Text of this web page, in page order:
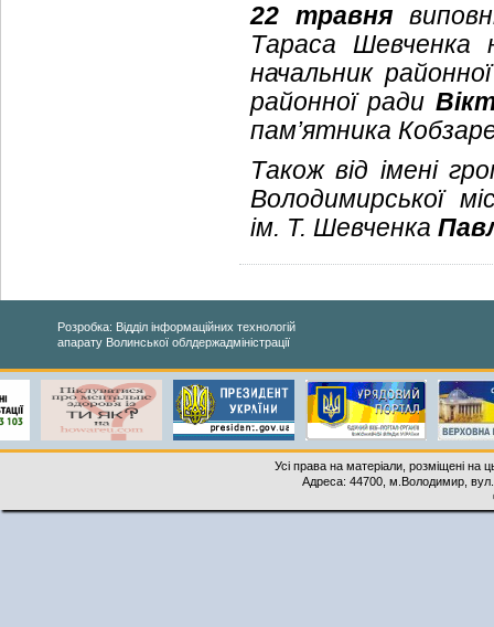
22 травня
Тараса Шевченка
начальник
районної ради
пам’ятника
Також від імені
Володимирської
ім. Т. Шевченка
Розробка: Відділ інформаційних технологій
апарату Волинської облдержадміністрації
Усі права на матеріали, розміщені на
Адреса: 44700, м.Володимир,